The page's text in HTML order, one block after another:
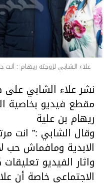
قسم الاخبـار
علاء الشابي لزوجته ريهام :
نشر علاء الشابي
مقطع فيديو بخاصية
ريهام بن علية
وقال الشابي :” انت
الابدية ومافماش حب
واثار الفيديو
الاجتماعي خاصة أن